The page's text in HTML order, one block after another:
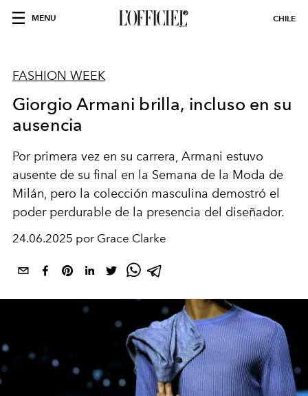
MENU CHILE
FASHION WEEK
Giorgio Armani brilla, incluso en su
ausencia
Por primera vez en su carrera, Armani estuvo
ausente de su final en la Semana de la Moda de
Milán, pero la colección masculina demostró el
poder perdurable de la presencia del diseñador.
24.06.2025 por Grace Clarke